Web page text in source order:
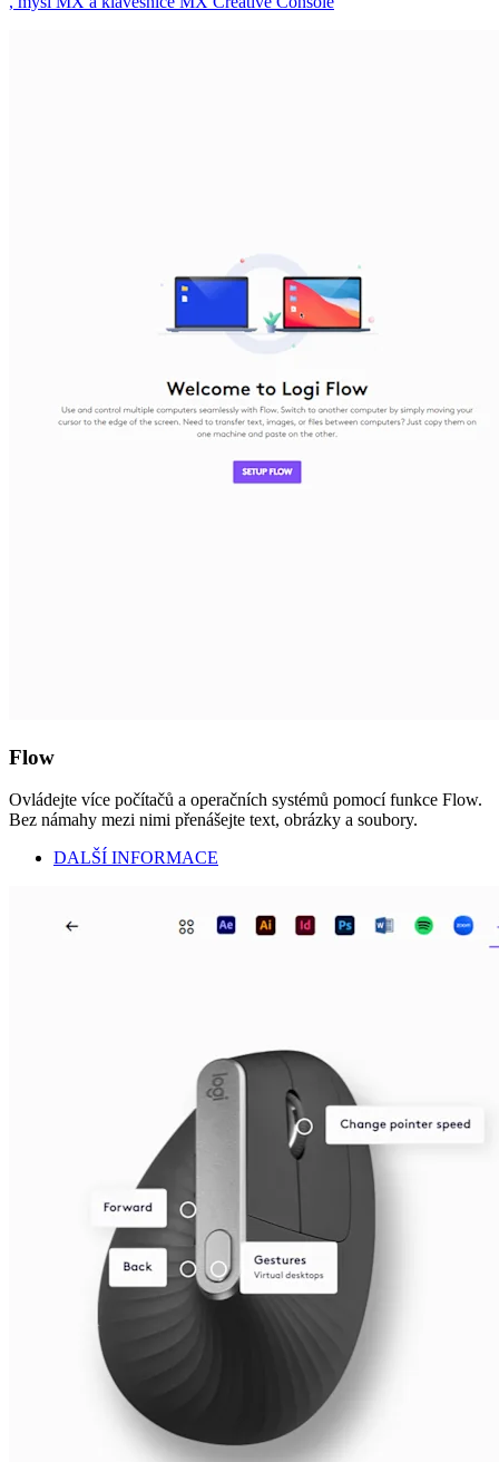
Flow
Ovládejte více počítačů a operačních systémů pomocí funkce Flow.
Bez námahy mezi nimi přenášejte text, obrázky a soubory.
DALŠÍ INFORMACE